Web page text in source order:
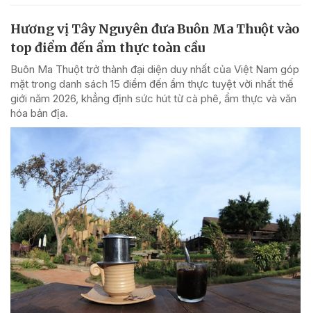
Hương vị Tây Nguyên đưa Buôn Ma Thuột vào
top điểm đến ẩm thực toàn cầu
Buôn Ma Thuột trở thành đại diện duy nhất của Việt Nam góp
mặt trong danh sách 15 điểm đến ẩm thực tuyệt vời nhất thế
giới năm 2026, khẳng định sức hút từ cà phê, ẩm thực và văn
hóa bản địa.